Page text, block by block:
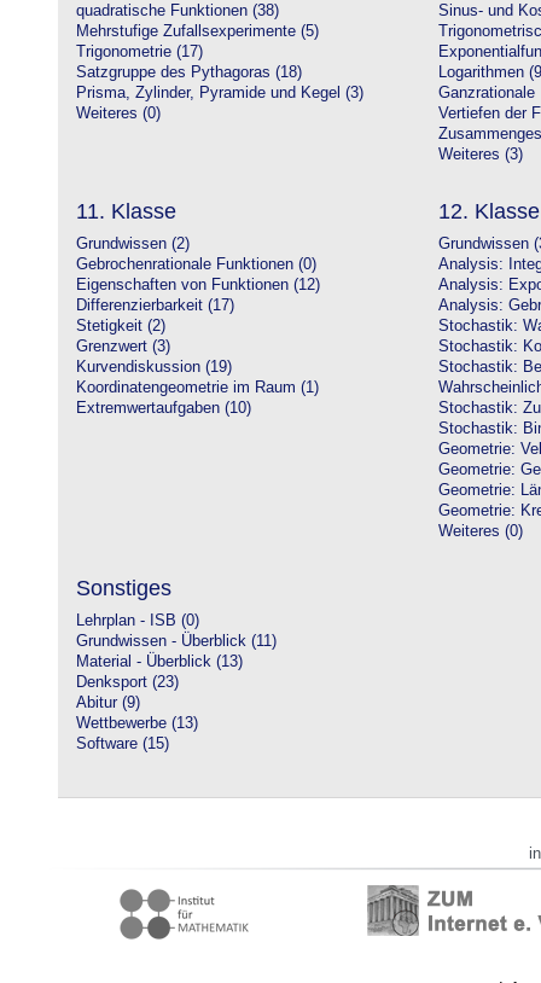
quadratische Funktionen (38)
Mehrstufige Zufallsexperimente (5)
Trigonometrie (17)
Satzgruppe des Pythagoras (18)
Prisma, Zylinder, Pyramide und Kegel (3)
Weiteres (0)
Sinus- und
Logarithmen
Ganzrationale
Vertiefen der
Weiteres (3)
11. Klasse
Grundwissen (2)
Gebrochenrationale Funktionen (0)
Eigenschaften von Funktionen (12)
Differenzierbarkeit (17)
Stetigkeit (2)
Grenzwert (3)
Kurvendiskussion (19)
Koordinatengeometrie im Raum (1)
Extremwertaufgaben (10)
12. Klasse
Grundwissen
Analysis:
Analysis:
Analysis:
Stochastik:
Stochastik:
Stochastik:
Stochastik:
Stochastik:
Geometrie:
Geometrie:
Geometrie:
Geometrie:
Weiteres (0)
Sonstiges
Lehrplan - ISB (0)
Grundwissen - Überblick (11)
Material - Überblick (13)
Denksport (23)
Abitur (9)
Wettbewerbe (13)
Software (15)